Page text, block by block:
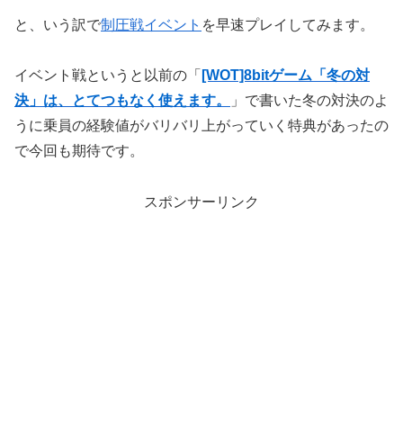
と、いう訳で制圧戦イベント を早速プレイしてみます。
イベント戦というと以前の「 [WOT]8bitゲーム「冬の対
決」は、とてつもなく使えます。
」で書いた冬の対決のよ
うに乗員の経験値がバリバリ上がっていく特典があったの
で今回も期待です。
スポンサーリンク